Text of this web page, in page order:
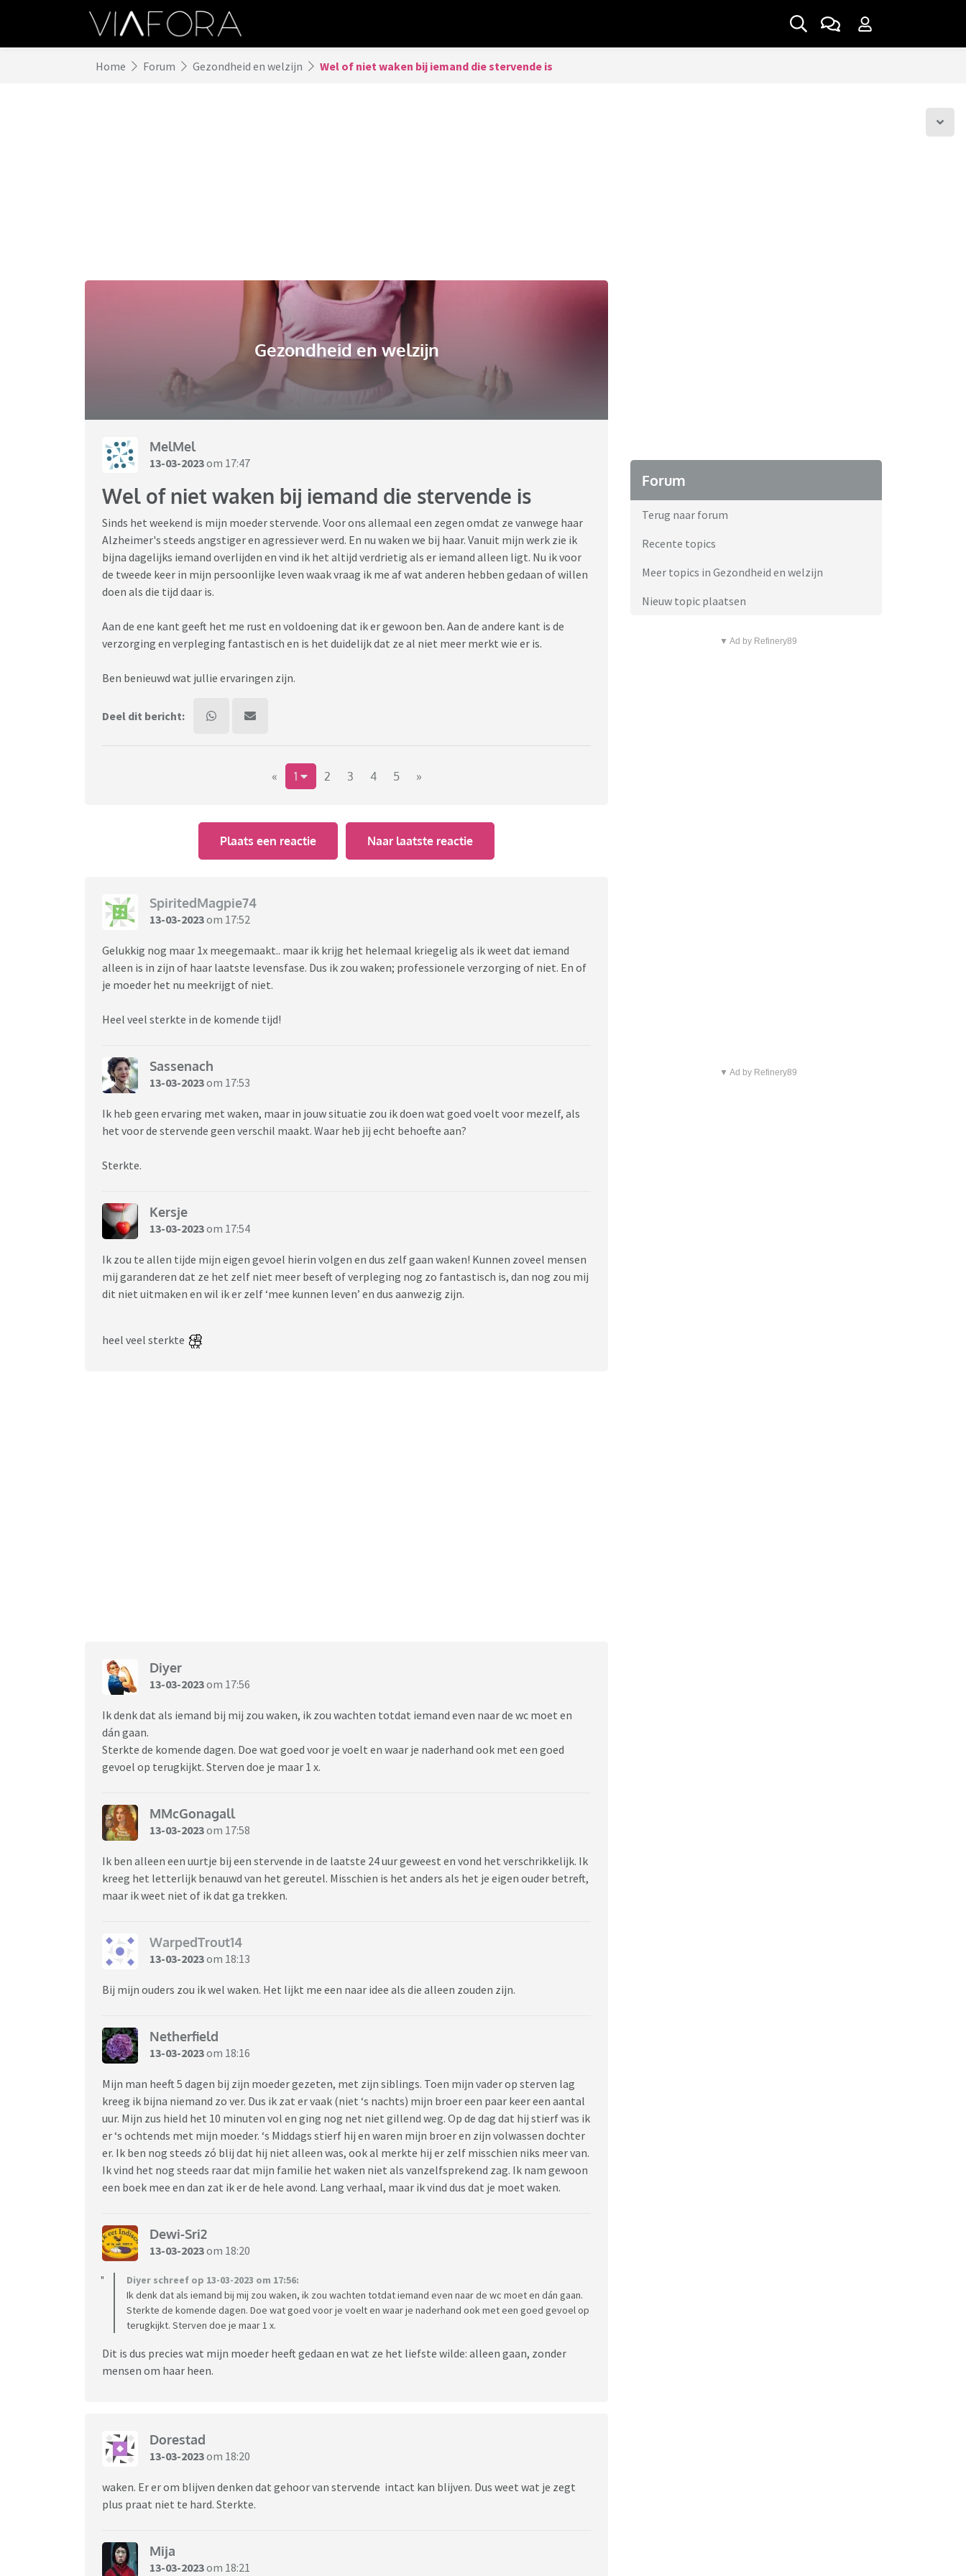
Home Forum Gezondheid en welzijn Wel of niet waken bij iemand die stervende is
Gezondheid en welzijn
MelMel
13-03-2023om 17:47
Wel of niet waken bij iemand die stervende is
Sinds het weekend is mijn moeder stervende. Voor ons allemaal een zegen omdat ze vanwege haar
Alzheimer's steeds angstiger en agressiever werd. En nu waken we bij haar. Vanuit mijn werk zie ik
bijna dagelijks iemand overlijden en vind ik het altijd verdrietig als er iemand alleen ligt. Nu ik voor
de tweede keer in mijn persoonlijke leven waak vraag ik me af wat anderen hebben gedaan of willen
doen als die tijd daar is.
Aan de ene kant geeft het me rust en voldoening dat ik er gewoon ben. Aan de andere kant is de
verzorging en verpleging fantastisch en is het duidelijk dat ze al niet meer merkt wie er is.
Ben benieuwd wat jullie ervaringen zijn.
Deel dit bericht:
« 1 2 3 4 5 »
Plaats een reactie Naar laatste reactie
SpiritedMagpie74
13-03-2023om 17:52
Gelukkig nog maar 1x meegemaakt.. maar ik krijg het helemaal kriegelig als ik weet dat iemand
alleen is in zijn of haar laatste levensfase. Dus ik zou waken; professionele verzorging of niet. En of
je moeder het nu meekrijgt of niet.
Heel veel sterkte in de komende tijd!
Sassenach
13-03-2023om 17:53
Ik heb geen ervaring met waken, maar in jouw situatie zou ik doen wat goed voelt voor mezelf, als
het voor de stervende geen verschil maakt. Waar heb jij echt behoefte aan?
Sterkte.
Kersje
13-03-2023om 17:54
Ik zou te allen tijde mijn eigen gevoel hierin volgen en dus zelf gaan waken! Kunnen zoveel mensen
mij garanderen dat ze het zelf niet meer beseft of verpleging nog zo fantastisch is, dan nog zou mij
dit niet uitmaken en wil ik er zelf ‘mee kunnen leven’ en dus aanwezig zijn.
heel veel sterkte
Diyer
13-03-2023om 17:56
Ik denk dat als iemand bij mij zou waken, ik zou wachten totdat iemand even naar de wc moet en
dán gaan.
Sterkte de komende dagen. Doe wat goed voor je voelt en waar je naderhand ook met een goed
gevoel op terugkijkt. Sterven doe je maar 1 x.
MMcGonagall
13-03-2023om 17:58
Ik ben alleen een uurtje bij een stervende in de laatste 24 uur geweest en vond het verschrikkelijk. Ik
kreeg het letterlijk benauwd van het gereutel. Misschien is het anders als het je eigen ouder betreft,
maar ik weet niet of ik dat ga trekken.
WarpedTrout14
13-03-2023om 18:13
Bij mijn ouders zou ik wel waken. Het lijkt me een naar idee als die alleen zouden zijn.
Netherfield
13-03-2023om 18:16
Mijn man heeft 5 dagen bij zijn moeder gezeten, met zijn siblings. Toen mijn vader op sterven lag
kreeg ik bijna niemand zo ver. Dus ik zat er vaak (niet ‘s nachts) mijn broer een paar keer een aantal
uur. Mijn zus hield het 10 minuten vol en ging nog net niet gillend weg. Op de dag dat hij stierf was ik
er ‘s ochtends met mijn moeder. ‘s Middags stierf hij en waren mijn broer en zijn volwassen dochter
er. Ik ben nog steeds zó blij dat hij niet alleen was, ook al merkte hij er zelf misschien niks meer van.
Ik vind het nog steeds raar dat mijn familie het waken niet als vanzelfsprekend zag. Ik nam gewoon
een boek mee en dan zat ik er de hele avond. Lang verhaal, maar ik vind dus dat je moet waken.
Dewi-Sri2
13-03-2023om 18:20
Diyer schreef op 13-03-2023 om 17:56:
Ik denk dat als iemand bij mij zou waken, ik zou wachten totdat iemand even naar de wc moet en dán gaan.
Sterkte de komende dagen. Doe wat goed voor je voelt en waar je naderhand ook met een goed gevoel op
terugkijkt. Sterven doe je maar 1 x.
Dit is dus precies wat mijn moeder heeft gedaan en wat ze het liefste wilde: alleen gaan, zonder
mensen om haar heen.
Dorestad
13-03-2023om 18:20
waken. Er er om blijven denken dat gehoor van stervende intact kan blijven. Dus weet wat je zegt
plus praat niet te hard. Sterkte.
Mija
13-03-2023om 18:21
Forum
Terug naar forum
Recente topics
Meer topics in Gezondheid en welzijn
Nieuw topic plaatsen
▼ Ad by Refinery89
▼ Ad by Refinery89